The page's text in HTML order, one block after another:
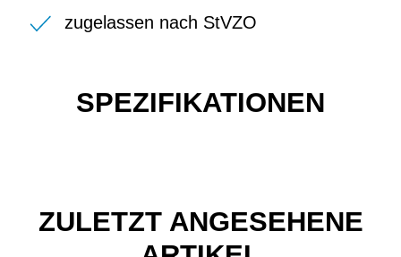
zugelassen nach StVZO
SPEZIFIKATIONEN
ZULETZT ANGESEHENE